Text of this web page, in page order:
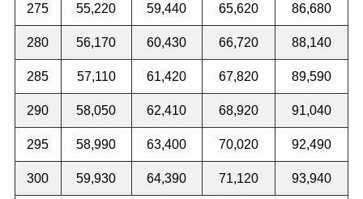
275 55,220 59,440 65,620 86,680
280 56,170 60,430 66,720 88,140
285 57,110 61,420 67,820 89,590
290 58,050 62,410 68,920 91,040
295 58,990 63,400 70,020 92,490
300 59,930 64,390 71,120 93,940